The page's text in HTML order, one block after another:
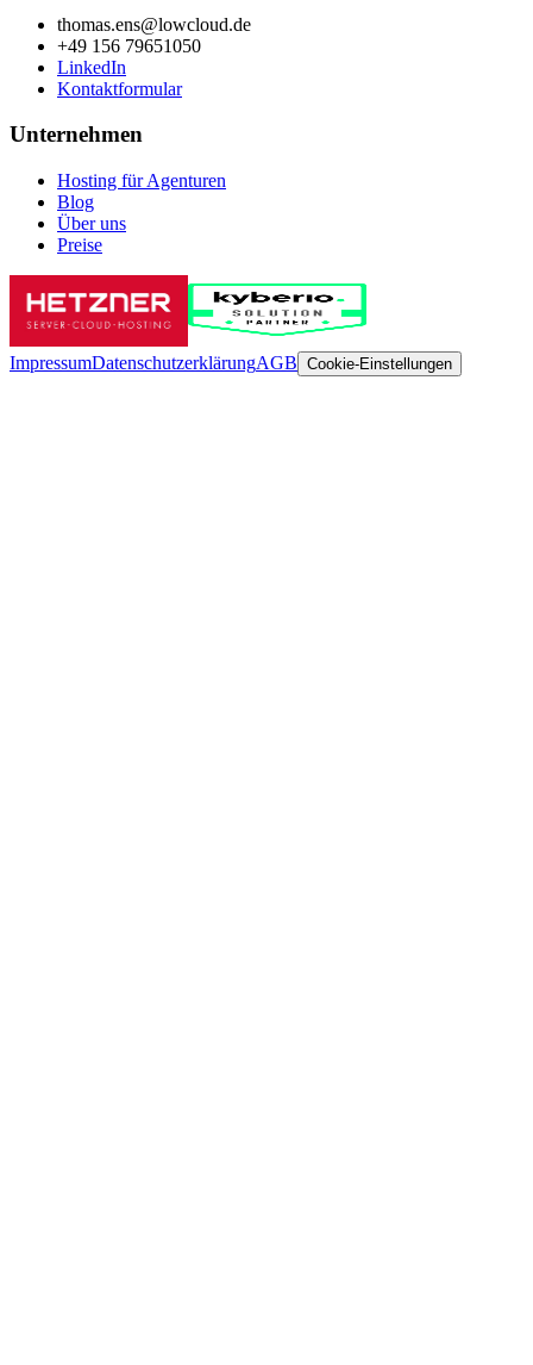
thomas.ens@lowcloud.de
+49 156 79651050
LinkedIn
Kontaktformular
Unternehmen
Hosting für Agenturen
Blog
Über uns
Preise
ImpressumDatenschutzerklärungAGB Cookie-Einstellungen